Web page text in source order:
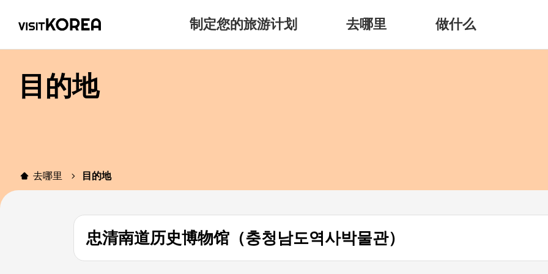
制定您的旅游计划 去哪里 做什么
目的地
去哪里 目的地
忠清南道历史博物馆（충청남도역사박물관）